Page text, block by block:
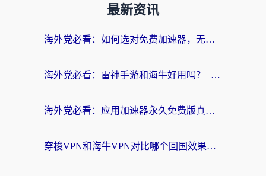
最新资讯
海外党必看：如何选对免费加速器，无缝访问国内资源不踩坑？
海外党必看：雷神手游和海牛好用吗？+3款热门加速器实测对比，附番茄加速器无缝回国指南
海外党必看：应用加速器永久免费版真的存在吗？教你选对回国加速器无缝刷国内资源
穿梭VPN和海牛VPN对比哪个回国效果更好？海外华人亲测3款热门加速器+避坑指南